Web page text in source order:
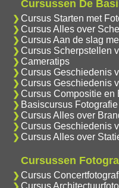
Cursussen De
Cursus Starten met
Cursus Alles over
Cursus Aan de slag
Cursus Scherpstellen
Cameratips
Cursus Geschiedenis
Cursus Geschiedenis
Cursus Compositie en
Basiscursus Fotografie
Cursus Alles over
Cursus Geschiedenis
Cursus Alles over
Cursussen
Cursus